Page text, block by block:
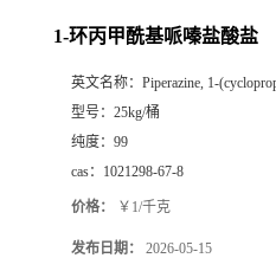
1-环丙甲酰基哌嗪盐酸盐
英文名称： Piperazine, 1-
型号： 25kg/桶
纯度： 99
cas： 1021298-67-8
价格： ￥1/千克
发布日期： 2026-05-15